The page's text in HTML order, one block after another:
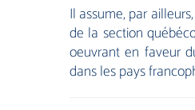
Il assume, par
de la section
oeuvrant en faveur
dans les pays